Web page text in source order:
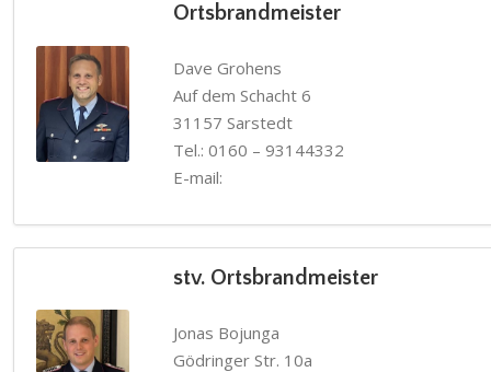
Ortsbrandmeister
Dave Grohens
Auf dem Schacht 6
31157 Sarstedt
Tel.: 0160 – 93144332
E-mail:
stv. Ortsbrandmeister
Jonas Bojunga
Gödringer Str. 10a